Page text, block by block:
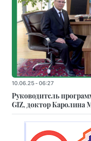
10.06.25 - 06:27
Руководитель
GIZ, доктор Каролина